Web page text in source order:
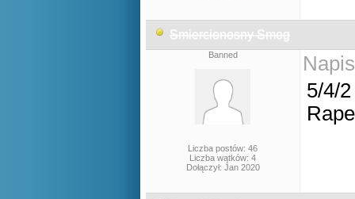
Smiercionosny Smog
Banned
Liczba postów: 46
Liczba wątków: 4
Dołączył: Jan 2020
5/4/2